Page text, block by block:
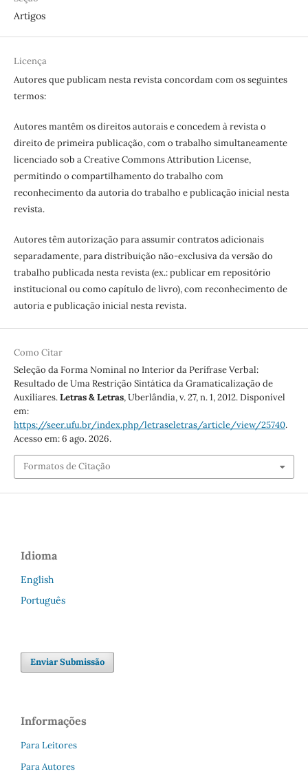
Artigos
Licença
Autores que publicam nesta revista concordam com os seguintes
termos:
Autores mantêm os direitos autorais e concedem à revista o
direito de primeira publicação, com o trabalho simultaneamente
licenciado sob a Creative Commons Attribution License,
permitindo o compartilhamento do trabalho com
reconhecimento da autoria do trabalho e publicação inicial nesta
revista.
Autores têm autorização para assumir contratos adicionais
separadamente, para distribuição não-exclusiva da versão do
trabalho publicada nesta revista (ex.: publicar em repositório
institucional ou como capítulo de livro), com reconhecimento de
autoria e publicação inicial nesta revista.
Como Citar
Seleção da Forma Nominal no Interior da Perífrase Verbal:
Resultado de Uma Restrição Sintática da Gramaticalização de
Auxiliares.Letras & Letras, Uberlândia, v. 27, n. 1, 2012. Disponível
em:
https://seer.ufu.br/index.php/letraseletras/article/view/25740.
Acesso em: 6 ago. 2026.
Formatos de Citação
Idioma
English
Português
Enviar Submissão
Informações
Para Leitores
Para Autores